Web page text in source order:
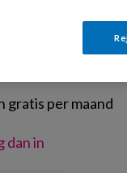
gratis per maand
dan in